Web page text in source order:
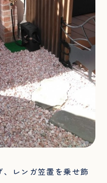
、レンガ笠置を乗せ飾